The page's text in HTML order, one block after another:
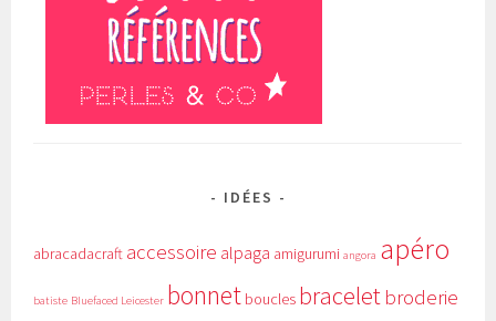
IDÉES
abracadacraft accessoire alpaga amigurumi angora apéro
batiste Bluefaced Leicester bonnet boucles bracelet broderie